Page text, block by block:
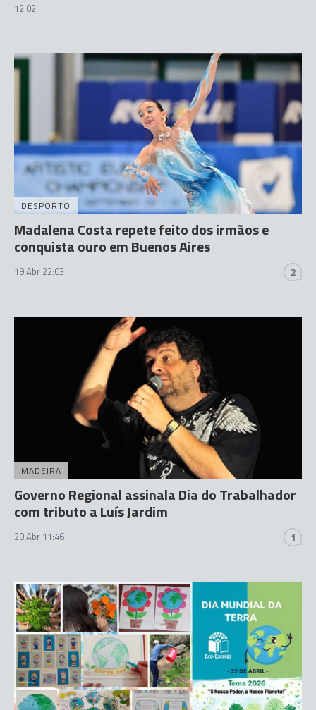
12:02
DESPORTO
Madalena Costa repete feito dos irmãos e
conquista ouro em Buenos Aires
19 Abr 22:03 2
MADEIRA
Governo Regional assinala Dia do Trabalhador
com tributo a Luís Jardim
20 Abr 11:46 1